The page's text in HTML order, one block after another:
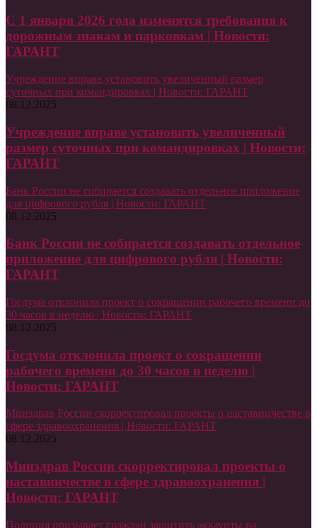
С 1 января 2026 года изменятся требования к
дорожным знакам и парковкам | Новости:
ГАРАНТ
Учреждение вправе установить увеличенный размер
суточных при командировках | Новости: ГАРАНТ
08.12.2025
Учреждение вправе установить увеличенный
размер суточных при командировках | Новости:
ГАРАНТ
Банк России не собирается создавать отдельное приложение
для цифрового рубля | Новости: ГАРАНТ
08.12.2025
Банк России не собирается создавать отдельное
приложение для цифрового рубля | Новости:
ГАРАНТ
Госдума отклонила проект о сокращении рабочего времени до
30 часов в неделю | Новости: ГАРАНТ
08.12.2025
Госдума отклонила проект о сокращении
рабочего времени до 30 часов в неделю |
Новости: ГАРАНТ
Минздрав России скорректировал проекты о наставничестве в
сфере здравоохранения | Новости: ГАРАНТ
08.12.2025
Минздрав России скорректировал проекты о
наставничестве в сфере здравоохранения |
Новости: ГАРАНТ
Полиция призывает граждан защитить аккаунты на